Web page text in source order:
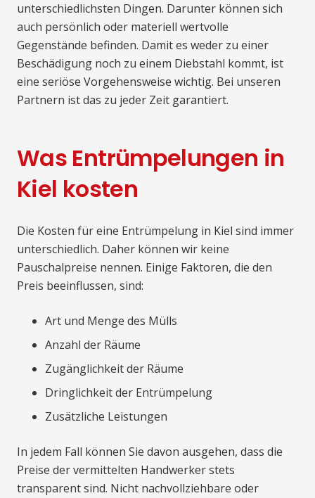
unterschiedlichsten Dingen. Darunter können sich
auch persönlich oder materiell wertvolle
Gegenstände befinden. Damit es weder zu einer
Beschädigung noch zu einem Diebstahl kommt, ist
eine seriöse Vorgehensweise wichtig. Bei unseren
Partnern ist das zu jeder Zeit garantiert.
Was Entrümpelungen in
Kiel kosten
Die Kosten für eine Entrümpelung in Kiel sind immer
unterschiedlich. Daher können wir keine
Pauschalpreise nennen. Einige Faktoren, die den
Preis beeinflussen, sind:
Art und Menge des Mülls
Anzahl der Räume
Zugänglichkeit der Räume
Dringlichkeit der Entrümpelung
Zusätzliche Leistungen
In jedem Fall können Sie davon ausgehen, dass die
Preise der vermittelten Handwerker stets
transparent sind. Nicht nachvollziehbare oder